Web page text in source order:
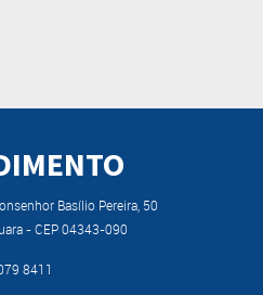
Basílio Pereira, 50
- CEP 04343-090
8411